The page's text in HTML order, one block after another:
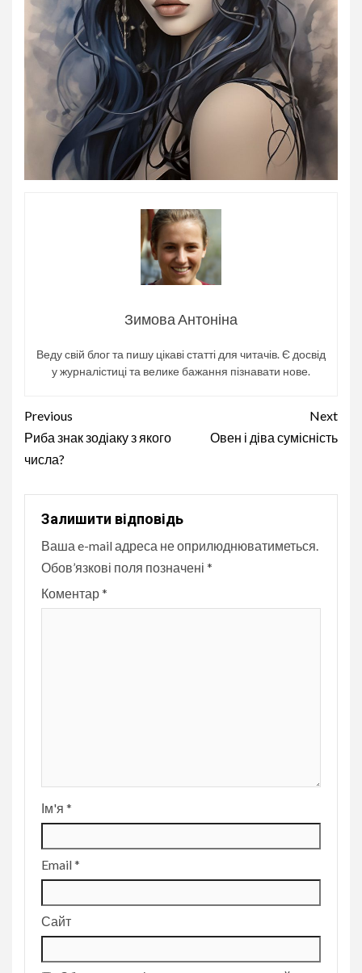
Зимова Антоніна
Веду свій блог та пишу цікаві статті для читачів. Є досвід
у журналістиці та велике бажання пізнавати нове.
Continue
Reading
Previous
Риба знак зодіаку з якого
числа?
Next
Овен і діва сумісність
Залишити відповідь
Ваша e-mail адреса не оприлюднюватиметься.
Обов’язкові поля позначені *
Коментар*
Ім'я *
Email*
Сайт